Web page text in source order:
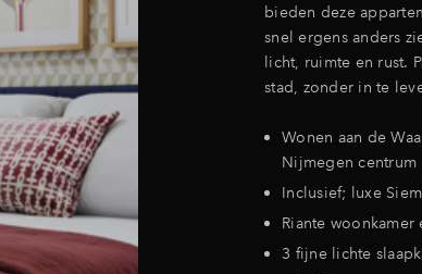
bieden deze
snel ergens anders
licht, ruimte en rust.
stad, zonder in te
Wonen aan de
Nijmegen centrum
Inclusief; luxe
Riante
3 fijne lichte